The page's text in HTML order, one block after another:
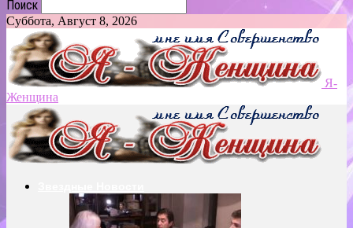
Поиск
Суббота, Август 8, 2026
Я-
Женщина